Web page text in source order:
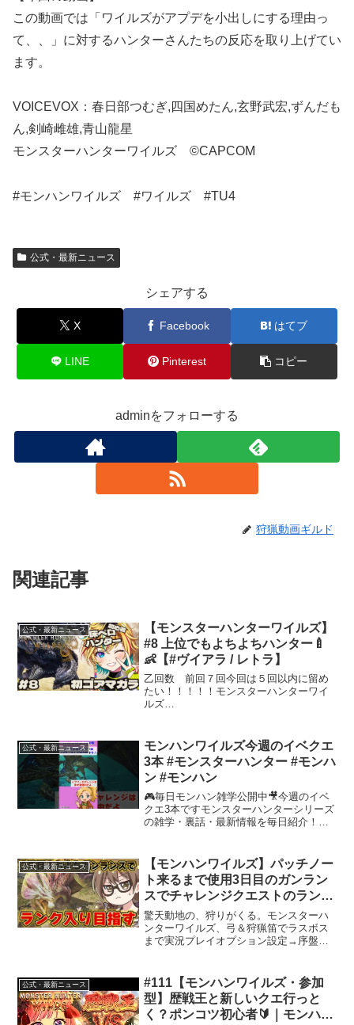
この動画では「ワイルズがアプデを小出しにする理由っ
て、、」に対するハンターさんたちの反応を取り上げてい
ます。
VOICEVOX：春日部つむぎ,四国めたん,玄野武宏,ずんだも
ん,剣崎雌雄,青山龍星
モンスターハンターワイルズ ©CAPCOM
#モンハンワイルズ #ワイルズ #TU4
公式・最新ニュース
シェアする
X Facebook はてブ
LINE Pinterest コピー
adminをフォローする
狩猟動画ギルド
関連記事
公式・最新ニュース
【モンスターハンターワイルズ】
#8 上位でもよちよちハンター🍼
👶【#ヴイアラ / レトラ】
乙回数 前回７回今回は５回以内に留め
たい！！！！！モンスターハンターワイ
ルズ
ーの皆さんへ＞コメントに際しては下記
にご注意のうえお楽しみください！① 配
信中は...
公式・最新ニュース
モンハンワイルズ今週のイベクエ
3本 #モンスターハンター #モンハ
ン #モンハン
🎮毎日モンハン雑学公開中🎥今週のイベ
クエ3本ですモンスターハンターシリーズ
の雑学・裏話・最新情報を毎日紹介！懐
チャンネル登録＆高評価で最新雑学をチ
ェック！#ワイルズ #...
公式・最新ニュース
【モンハンワイルズ】パッチノー
ト来るまで使用3日目のガンラン
スでチャレンジクエストのランキ
ング入り（１万位以内）を目指す
【モンスターハンターワイルズ
PC版 RTX5090】
驚天動地の、狩りがくる。モンスターハ
ンターワイルズ、弓＆狩猟笛でラスボス
まで実況プレイオプション設定→序盤に
基礎知識→＃モンハンワイルズ＜配信の
ルール＞🚫 以下のコメン...
公式・最新ニュース
#111【モンハンワイルズ・参加
型】歴戦王と新しいクエ行っと
く？ポンコツ初心者🔰｜モンハン